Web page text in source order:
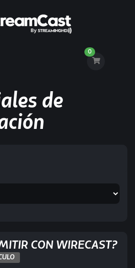
0
de
CON WIRECAST?